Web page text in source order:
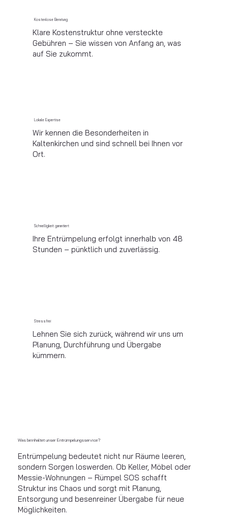
Kostenlose Beratung
Klare Kostenstruktur ohne versteckte
Gebühren – Sie wissen von Anfang an, was
auf Sie zukommt.​
Lokale Expertise
Wir kennen die Besonderheiten in
Kaltenkirchen und sind schnell bei Ihnen vor
Ort.
Schnelligkeit garantiert
Ihre Entrümpelung erfolgt innerhalb von 48
Stunden – pünktlich und zuverlässig.
Stressfrei
Lehnen Sie sich zurück, während wir uns um
Planung, Durchführung und Übergabe
kümmern.
Was beinhaltet unser Entrümpelungsservice?
Entrümpelung bedeutet nicht nur Räume leeren,
sondern Sorgen loswerden. Ob Keller, Möbel oder
Messie-Wohnungen – Rümpel SOS schafft
Struktur ins Chaos und sorgt mit Planung,
Entsorgung und besenreiner Übergabe für neue
Möglichkeiten.